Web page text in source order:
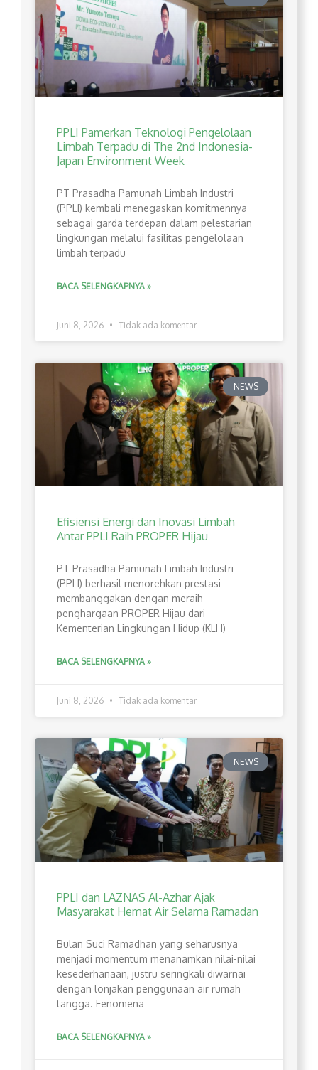
PPLI Pamerkan Teknologi Pengelolaan
Limbah Terpadu di The 2nd Indonesia-
Japan Environment Week
PT Prasadha Pamunah Limbah Industri
(PPLI) kembali menegaskan komitmennya
sebagai garda terdepan dalam pelestarian
lingkungan melalui fasilitas pengelolaan
limbah terpadu
BACA SELENGKAPNYA »
Juni 8, 2026 Tidak ada komentar
NEWS
Efisiensi Energi dan Inovasi Limbah
Antar PPLI Raih PROPER Hijau
PT Prasadha Pamunah Limbah Industri
(PPLI) berhasil menorehkan prestasi
membanggakan dengan meraih
penghargaan PROPER Hijau dari
Kementerian Lingkungan Hidup (KLH)
BACA SELENGKAPNYA »
Juni 8, 2026 Tidak ada komentar
NEWS
PPLI dan LAZNAS Al-Azhar Ajak
Masyarakat Hemat Air Selama Ramadan
Bulan Suci Ramadhan yang seharusnya
menjadi momentum menanamkan nilai-nilai
kesederhanaan, justru seringkali diwarnai
dengan lonjakan penggunaan air rumah
tangga. Fenomena
BACA SELENGKAPNYA »